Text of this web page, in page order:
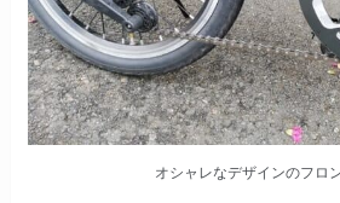
オシャレなデザインのフロ